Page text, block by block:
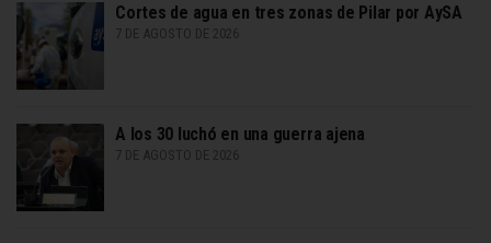
Cortes de agua en tres zonas de Pilar por AySA
7 DE AGOSTO DE 2026
A los 30 luchó en una guerra ajena
7 DE AGOSTO DE 2026